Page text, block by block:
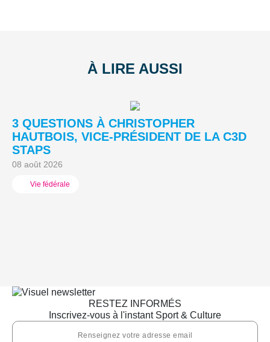
À LIRE AUSSI
3 QUESTIONS À CHRISTOPHER
HAUTBOIS, VICE-PRÉSIDENT DE LA C3D
STAPS
08 août 2026
Vie fédérale
RESTEZ INFORMÉS
Inscrivez-vous à l'instant Sport & Culture